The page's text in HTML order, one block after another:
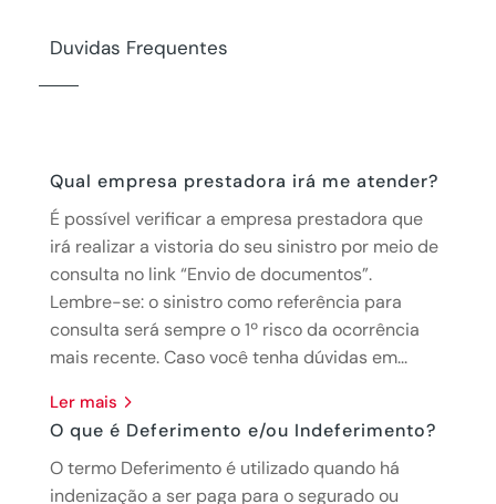
Duvidas Frequentes
Qual empresa prestadora irá me atender?
É possível verificar a empresa prestadora que
irá realizar a vistoria do seu sinistro por meio de
consulta no link “Envio de documentos”.
Lembre-se: o sinistro como referência para
consulta será sempre o 1º risco da ocorrência
mais recente. Caso você tenha dúvidas em...
ler mais
O que é Deferimento e/ou Indeferimento?
O termo Deferimento é utilizado quando há
indenização a ser paga para o segurado ou